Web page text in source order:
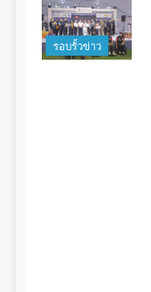
รอบรั้วข่าว